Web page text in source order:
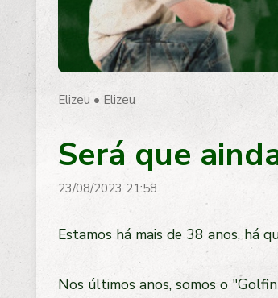
Elizeu • Elizeu
Será que
23/08/2023 21:58
Estamos há mais de 38 anos, há
Nos últimos anos, somos o